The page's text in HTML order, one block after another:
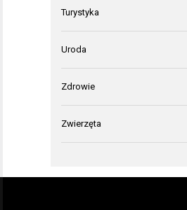
Turystyka
Uroda
Zdrowie
Zwierzęta